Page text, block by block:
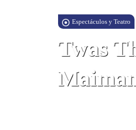
Espectáculos y Teatro
Twas